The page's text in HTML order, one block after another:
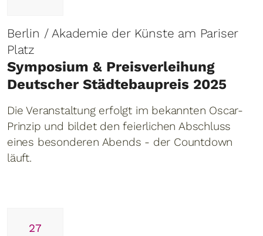
Berlin / Akademie der Künste am Pariser
Platz
Symposium & Preisverleihung
Deutscher Städtebaupreis 2025
Die Veranstaltung erfolgt im bekannten Oscar-
Prinzip und bildet den feierlichen Abschluss
eines besonderen Abends - der Countdown
läuft.
27